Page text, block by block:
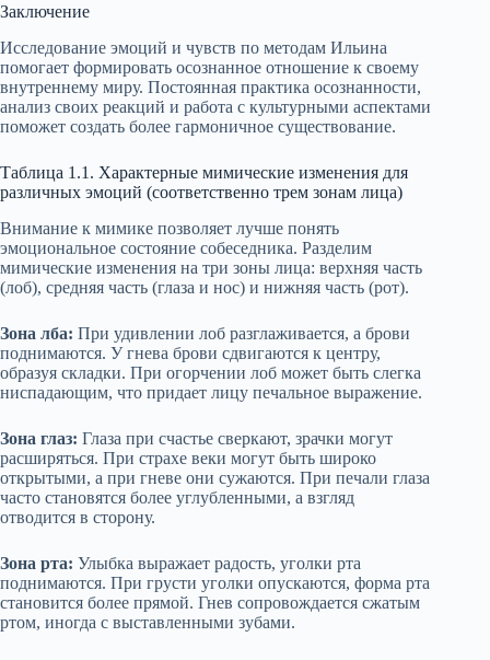
Заключение
Исследование эмоций и чувств по методам Ильина
помогает формировать осознанное отношение к своему
внутреннему миру. Постоянная практика осознанности,
анализ своих реакций и работа с культурными аспектами
поможет создать более гармоничное существование.
Таблица 1.1. Характерные мимические изменения для
различных эмоций (соответственно трем зонам лица)
Внимание к мимике позволяет лучше понять
эмоциональное состояние собеседника. Разделим
мимические изменения на три зоны лица: верхняя часть
(лоб), средняя часть (глаза и нос) и нижняя часть (рот).
Зона лба: При удивлении лоб разглаживается, а брови
поднимаются. У гнева брови сдвигаются к центру,
образуя складки. При огорчении лоб может быть слегка
ниспадающим, что придает лицу печальное выражение.
Зона глаз: Глаза при счастье сверкают, зрачки могут
расширяться. При страхе веки могут быть широко
открытыми, а при гневе они сужаются. При печали глаза
часто становятся более углубленными, а взгляд
отводится в сторону.
Зона рта: Улыбка выражает радость, уголки рта
поднимаются. При грусти уголки опускаются, форма рта
становится более прямой. Гнев сопровождается сжатым
ртом, иногда с выставленными зубами.